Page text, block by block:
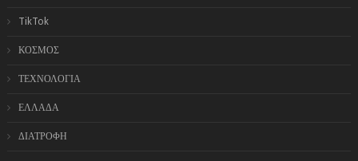
TikTok
ΚΟΣΜΟΣ
ΤΕΧΝΟΛΟΓΙΑ
ΕΛΛΑΔΑ
ΔΙΑΤΡΟΦΗ